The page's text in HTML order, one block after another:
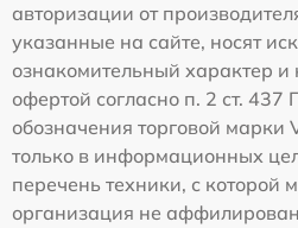
авторизации от
указанные на сайте, носят
ознакомительный характер и
офертой согласно п. 2 ст.
обозначения торговой марки
только в информационных
перечень техники, с
организация не